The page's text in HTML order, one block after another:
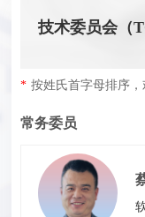
技术委员会（
* 按姓氏首字母排序
常务委员